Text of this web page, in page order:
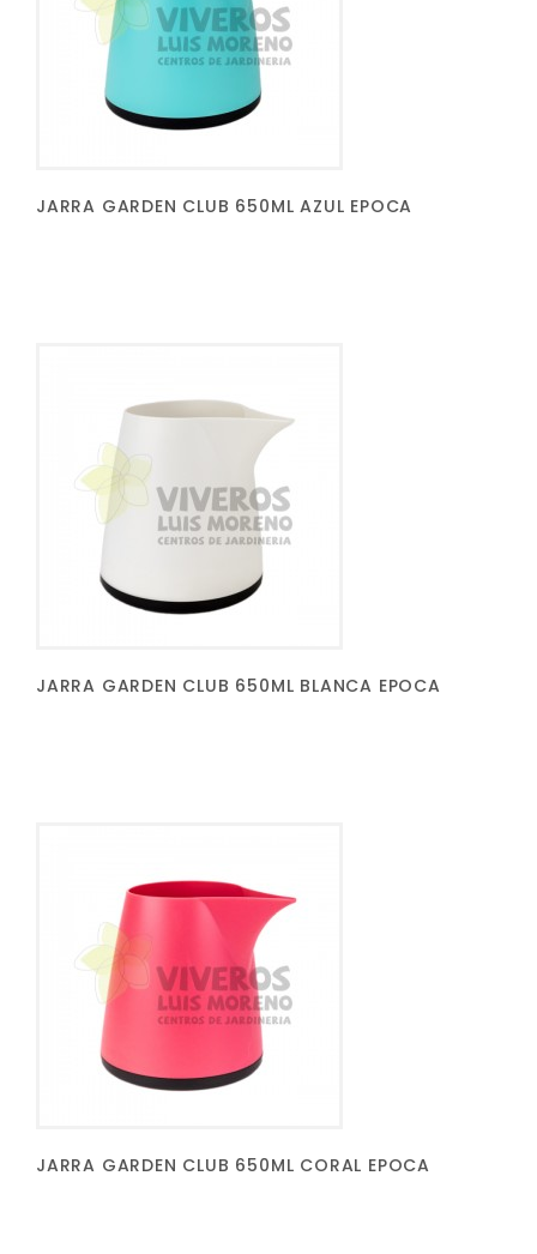
JARRA GARDEN CLUB 650ML AZUL EPOCA
JARRA GARDEN CLUB 650ML BLANCA EPOCA
JARRA GARDEN CLUB 650ML CORAL EPOCA